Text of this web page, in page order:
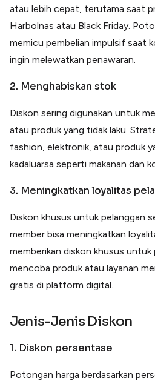
atau lebih cepat, terutama saat
Harbolnas atau Black Friday.
memicu pembelian impulsif saat
ingin melewatkan penawaran.
2. Menghabiskan stok
Diskon sering digunakan untuk
atau produk yang tidak laku.
fashion, elektronik, atau produk
kadaluarsa seperti makanan dan
3. Meningkatkan loyalitas
Diskon khusus untuk pelanggan
member bisa meningkatkan
memberikan diskon khusus untuk
mencoba produk atau layanan
gratis di platform digital.
Jenis-Jenis Diskon
1. Diskon persentase
Potongan harga berdasarkan